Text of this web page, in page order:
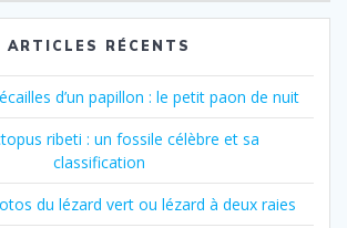
ARTICLES RÉCENTS
d’un papillon : le petit paon de nuit
ribeti : un fossile célèbre et sa
classification
du lézard vert ou lézard à deux raies